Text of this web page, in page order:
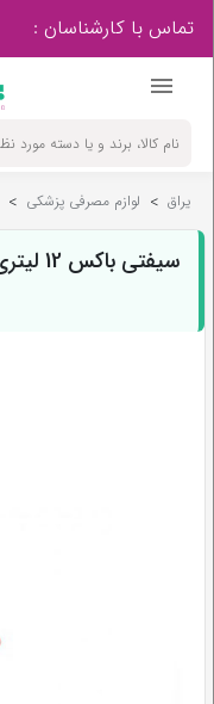
تماس با کارشناسان :
مادر
کودک
پزشکی
-
ورزشی
یراق > لوازم مصرفی پزشکی >
سیفتی باکس 12 لیتری بیوسیف bio safe